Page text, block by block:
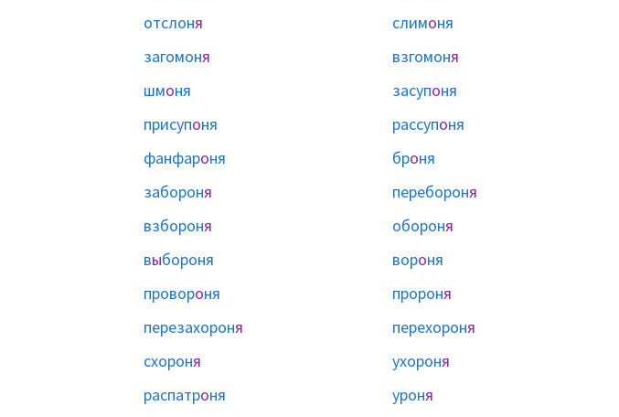
отслоня слимоня
загомоня взгомоня
шмоня засупоня
присупоня рассупоня
фанфароня броня
забороня перебороня
взбороня обороня
выбороня вороня
провороня пророня
перезахороня перехороня
схороня ухороня
распатроня уроня